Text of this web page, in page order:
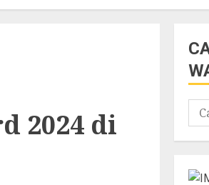
2024 di